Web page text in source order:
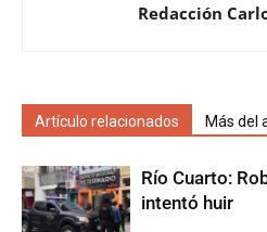
Redacción
Artículo relacionados Más del
Río Cuarto:
intentó huir